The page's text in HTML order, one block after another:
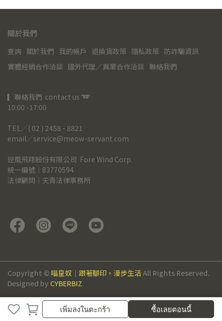
เพิ่มลงในตะกร้า
เพิ่มลงในตะกร้า ซื้อเลยตอนนี้
關於我們
查詢 關於我們 我的帳戶 退換貨政策 隱私政策 防詐騙資訊
實體經銷合作洽談 國外代理／異業合作洽談 聯絡我們
▎聯絡我們  contact us ➿
10:00 -17:00
TEL╱( 02 ) 2458 - 8821
email╱service@meow-servant.com
逆風飛翔股份有限公司  Fore Wind Corp.
統一編號｜83770594
法律顧問｜天青法律事務所
Copyright © 喵皇奴｜跟著腳印，漫步生活All Rights Reserved.
Designed by CYBERBIZ.